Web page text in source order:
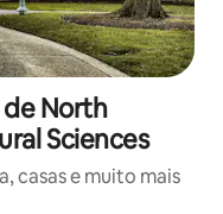
North
Sciences
casas e muito mais